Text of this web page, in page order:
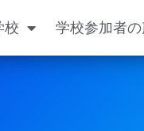
校 学校参加者